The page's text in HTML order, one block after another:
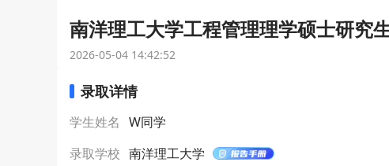
南洋理工大学工程管理理学硕士研究
2026-05-04 14:42:52
录取详情
学生姓名 W同学
录取学校 南洋理工大学